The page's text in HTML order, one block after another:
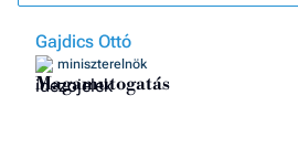
Gajdics Ottó
miniszterelnök
Magamutogatás